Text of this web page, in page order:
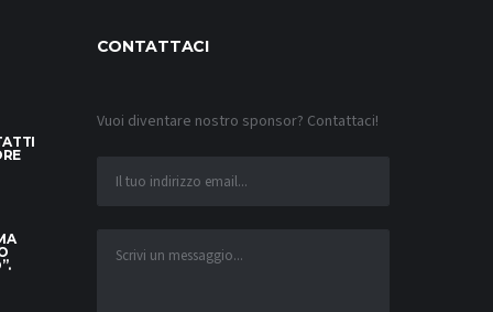
CONTATTACI
Vuoi diventare nostro sponsor? Contattaci!